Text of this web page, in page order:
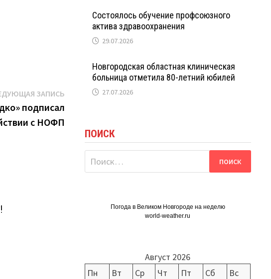
ЗАПИСЬСледующая
запись:
подписал
с НОФП
Состоялось обучение профсоюзного
актива здравоохранения
29.07.2026
Новгородская областная клиническая
больница отметила 80-летний юбилей
27.07.2026
ПОИСК
Найти:
Погода в Великом Новгороде на неделю
world-weather.ru
Август 2026
Пн
Вт Ср Чт Пт Сб
Вс